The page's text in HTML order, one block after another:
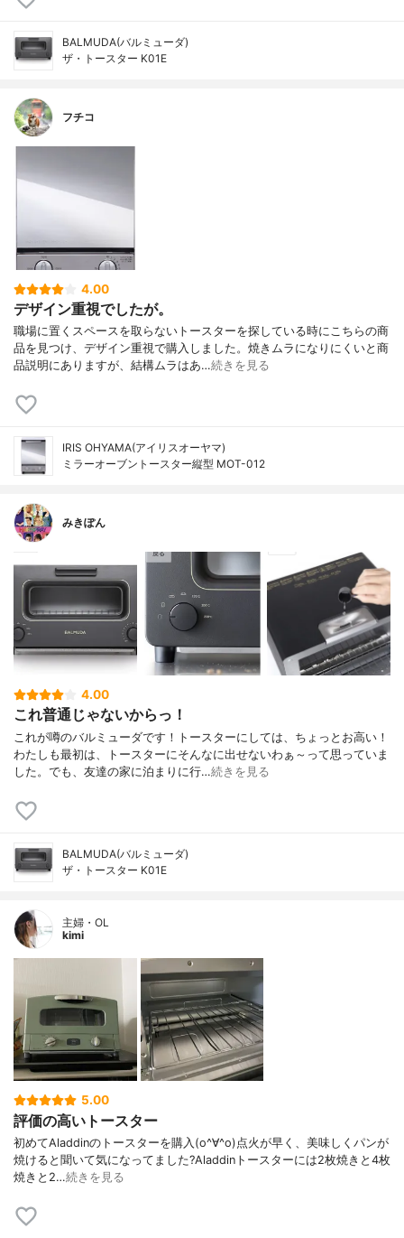
BALMUDA(バルミューダ)
ザ・トースター K01E
フチコ
4.00
デザイン重視でしたが。
職場に置くスペースを取らないトースターを探している時にこちらの商
品を見つけ、デザイン重視で購入しました。焼きムラになりにくいと商
品説明にありますが、結構ムラはあ…続きを見る
IRIS OHYAMA(アイリスオーヤマ)
ミラーオーブントースター縦型 MOT-012
みきぽん
4.00
これ普通じゃないからっ！
これが噂のバルミューダです！トースターにしては、ちょっとお高い！
わたしも最初は、トースターにそんなに出せないわぁ～って思っていま
した。でも、友達の家に泊まりに行…続きを見る
BALMUDA(バルミューダ)
ザ・トースター K01E
主婦・OL
kimi
5.00
評価の高いトースター
初めてAladdinのトースターを購入(o^∀^o)点火が早く、美味しくパンが
焼けると聞いて気になってました?Aladdinトースターには2枚焼きと4枚
焼きと2…続きを見る